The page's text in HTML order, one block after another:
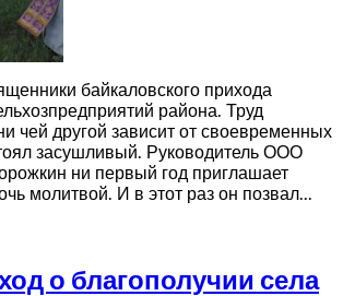
байкаловского прихода
района. Труд
чей другой зависит от своевременных
засушливый. Руководитель ООО
ни первый год приглашает
молитвой. И в этот раз он позвал...
о благополучии села